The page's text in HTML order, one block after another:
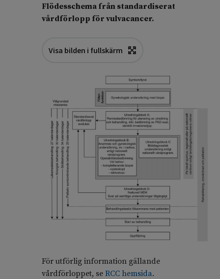
Flödesschema från standardiserat
vårdförlopp för vulvacancer.
Visa bilden i fullskärm
För utförlig information gällande
vårdförloppet, se RCC hemsida.